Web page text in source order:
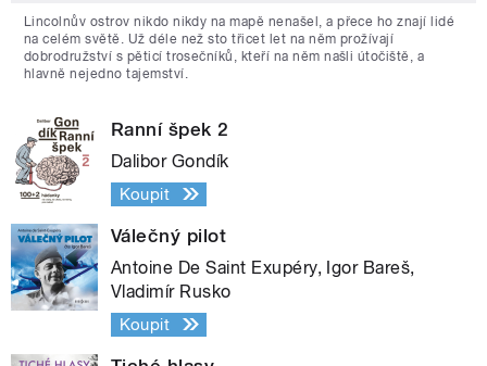
Lincolnův ostrov nikdo nikdy na mapě nenašel, a přece ho znají lidé
na celém světě. Už déle než sto třicet let na něm prožívají
dobrodružství s pěticí trosečníků, kteří na něm našli útočiště, a
hlavně nejedno tajemství.
Ranní špek 2
Dalibor Gondík
Koupit
Válečný pilot
Antoine De Saint Exupéry, Igor Bareš,
Vladimír Rusko
Koupit